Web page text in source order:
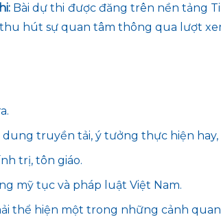
Bài dự thi được đăng trên nền tảng
hút sự quan tâm thông qua lượt
truyền tải, ý tưởng thực hiện
trị, tôn giáo.
mỹ tục và pháp luật Việt Nam.
thể hiện một trong những cảnh